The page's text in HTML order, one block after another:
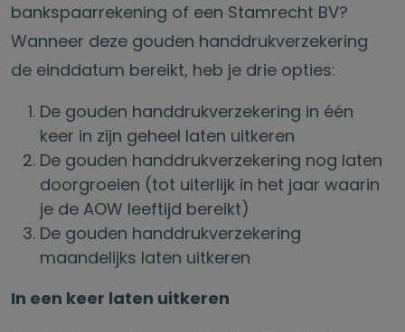
bankspaarrekening of een Stamrecht BV?
Wanneer deze gouden handdrukverzekering
de einddatum bereikt, heb je drie opties:
De gouden handdrukverzekering in één
keer in zijn geheel laten uitkeren
De gouden handdrukverzekering nog laten
doorgroeien (tot uiterlijk in het jaar waarin
je de AOW leeftijd bereikt)
De gouden handdrukverzekering
maandelijks laten uitkeren
In een keer laten uitkeren